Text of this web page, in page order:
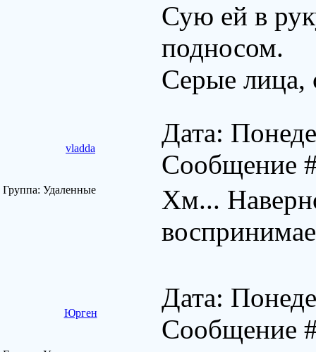
Сую ей в
подносом.
Серые
vladda
Дата:
Сообщение
Группа: Удаленные
Хм...
Юрген
Дата:
Сообщение